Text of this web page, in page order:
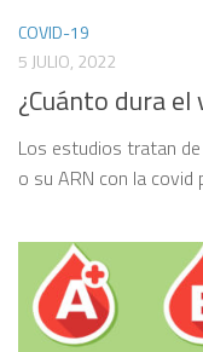
COVID-19
5 JULIO, 2022
¿Cuánto dura el
Los estudios tratan
o su ARN con la covid